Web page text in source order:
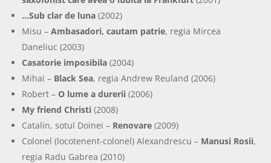
…Sub clar de luna (2002)
Misu –Ambasadori, cautam patrie, regia Mircea
Daneliuc (2003)
Casatorie imposibila (2004)
Mihai – Black Sea, regia Andrew Reuland (2006)
Robert – O lume a durerii (2006)
My friend Christi (2008)
Catalin, sotul Doinei – Renovare (2009)
Colonel (locotenent-colonel) Alexandrescu – Manusi Rosii,
regia Radu Gabrea (2010)